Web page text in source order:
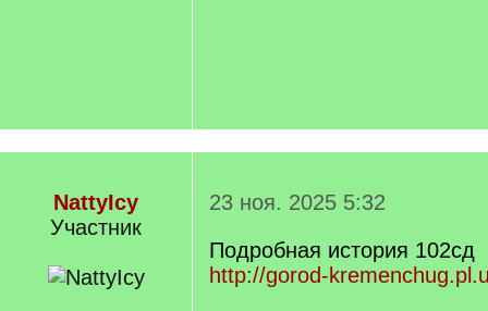
NattyIcy
Участник
23 ноя. 2025 5:32
Подробная история 102сд
http://gorod-